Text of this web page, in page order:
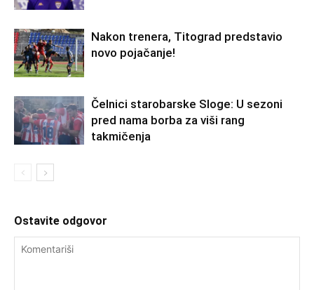
Nakon trenera, Titograd predstavio
novo pojačanje!
Čelnici starobarske Sloge: U sezoni
pred nama borba za viši rang
takmičenja
Ostavite odgovor